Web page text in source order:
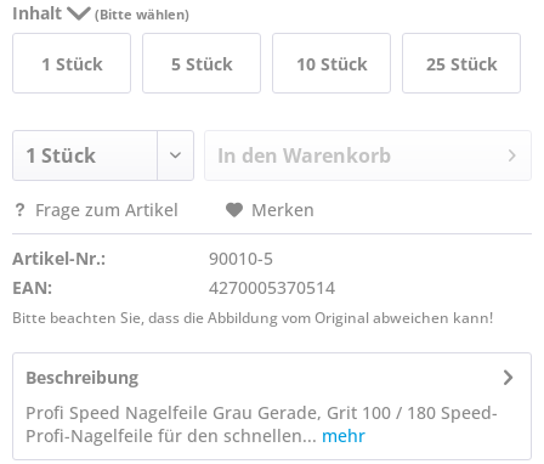
Inhalt (Bitte wählen)
1 Stück 5 Stück 10 Stück 25 Stück
In den Warenkorb
Frage zum Artikel Merken
Artikel-Nr.:
90010-5
EAN:
4270005370514
Bitte beachten Sie, dass die Abbildung vom Original abweichen kann!
Beschreibung
Profi Speed Nagelfeile Grau Gerade, Grit 100 / 180 Speed-
Profi-Nagelfeile für den schnellen... mehr